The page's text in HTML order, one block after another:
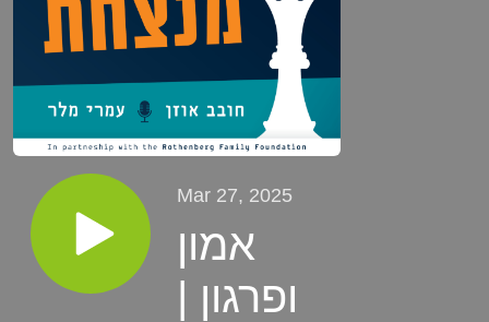
Mar 27, 2025
אמון
ופרגון |